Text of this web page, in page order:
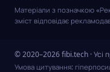
Матеріали з позначкою
зміст відповідає
© 2020–2026 fibi.tech · Усі
Умова цитування: